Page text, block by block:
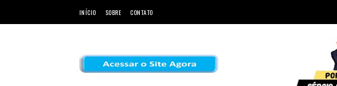
INÍCIO SOBRE CONTATO